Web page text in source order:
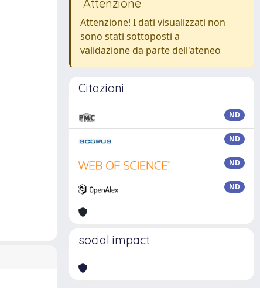
Attenzione
Attenzione! I dati visualizzati non
sono stati sottoposti a
validazione da parte dell'ateneo
Citazioni
ND
ND
ND
ND
social impact